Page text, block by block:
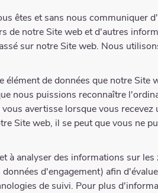
êtes et sans nous communiquer
de notre Site web et d'autres
sur notre Site web. Nous
de données que notre Site
nous puissions reconnaître
avertisse lorsque vous recevez
Site web, il se peut que vous ne
à analyser des informations sur les
d'engagement) afin
de suivi. Pour plus